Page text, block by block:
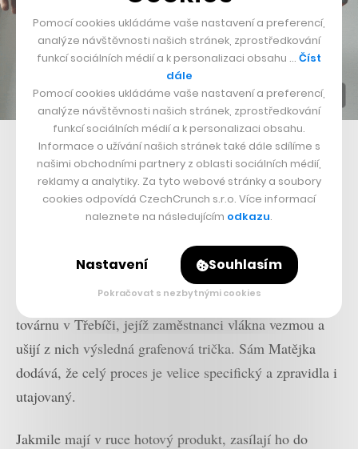
Testování pružnosti
Z malých grafenových kusů se posléze vytvoří samotné
vlákno, které se uplete a zfinalizuje do podoby, s níž se
pracuje. To už je práce nejen pro Matějku a jeho
kolegy, mezi nimiž je jak zmíněný jednadvacetiletý
Immanuel Adenubi, jakožto specialista na marketing,
tak designér Jiří Vojtěch, ale především pro malou
továrnu v Třebíči, jejíž zaměstnanci vlákna vezmou a
ušijí z nich výsledná grafenová trička. Sám Matějka
dodává, že celý proces je velice specifický a zpravidla i
utajovaný.
Jakmile mají v ruce hotový produkt, zasílají ho do
Pomocí cookies ukládáme vaše nastavení a preferencí,
analýze návštěvnosti našich stránek, zprostředkování
funkcí sociálních médií a k personalizaci obsahu … Číst
dále
Pomocí cookies ukládáme vaše nastavení a preferencí,
analýze návštěvnosti našich stránek, zprostředkování
funkcí sociálních médií a k personalizaci obsahu.
Informace o užívání našich stránek také dále sdílíme s
našimi obchodními partnery z oblasti sociálních médií,
reklamy a analytiky. Za tyto webové stránky a soubory
cookies odpovídá CzechCrunch s.r.o. Více informací
naleznete na následujícím odkazu.
Nastavení Souhlasím
Pokračovat s nezbytnými cookies